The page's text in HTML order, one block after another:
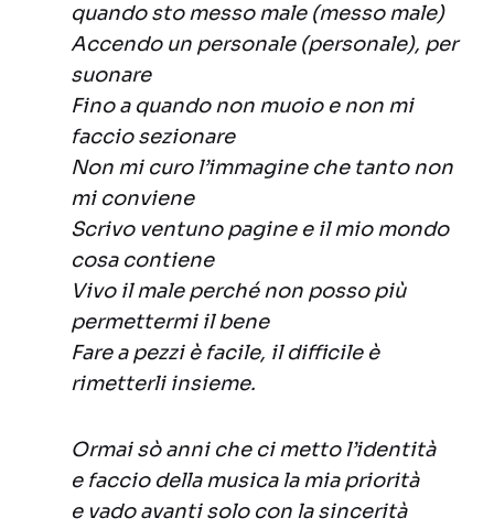
quando sto messo male (messo male)
Accendo un personale (personale), per
suonare
Fino a quando non muoio e non mi
faccio sezionare
Non mi curo l’immagine che tanto non
mi conviene
Scrivo ventuno pagine e il mio mondo
cosa contiene
Vivo il male perché non posso più
permettermi il bene
Fare a pezzi è facile, il difficile è
rimetterli insieme.
Ormai sò anni che ci metto l’identità
e faccio della musica la mia priorità
e vado avanti solo con la sincerità